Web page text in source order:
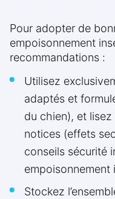
Pour adopter de
empoisonnement
recommandations :
Utilisez
adaptés et
du chien), et
notices (effets
conseils sécurité
Stockez